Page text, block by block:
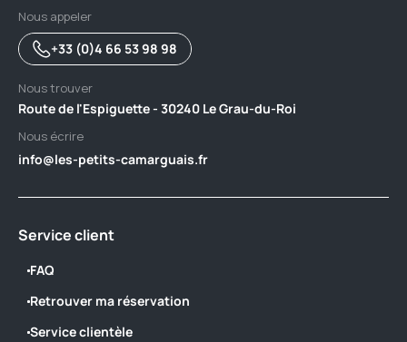
Nous appeler
+33 (0)4 66 53 98 98
Nous trouver
Route de l'Espiguette - 30240 Le Grau-du-Roi
Nous écrire
info@les-petits-camarguais.fr
Service client
FAQ
Retrouver ma réservation
Service clientèle